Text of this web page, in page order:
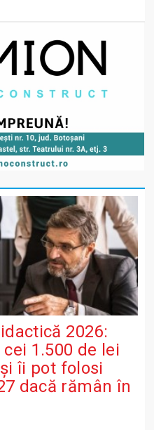
2026:
1.500 de lei
îi pot folosi
dacă rămân în